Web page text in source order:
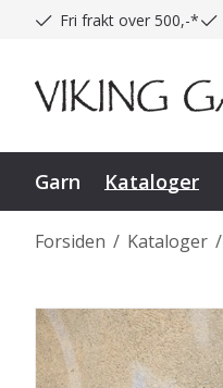
Fri frakt over 500,-*
Garn Kataloger
/
Forsiden /
Kataloger